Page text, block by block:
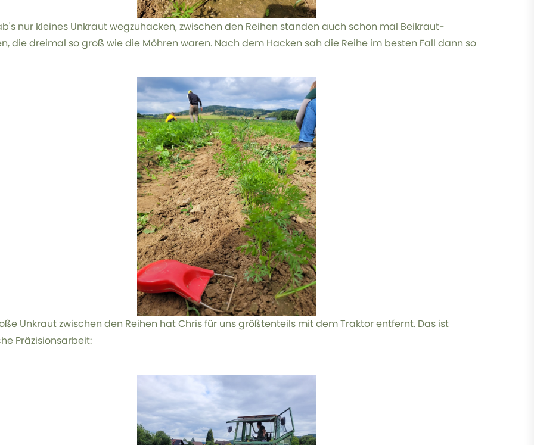
nur kleines Unkraut wegzuhacken, zwischen den Reihen standen auch schon mal Beikraut-
die dreimal so groß wie die Möhren waren. Nach dem Hacken sah die Reihe im besten Fall dann so
Unkraut zwischen den Reihen hat Chris für uns größtenteils mit dem Traktor entfernt. Das ist
Präzisionsarbeit: